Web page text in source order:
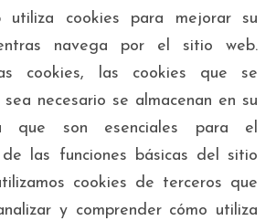
utiliza cookies para mejorar su
navega por el sitio web.
cookies, las cookies que se
sea necesario se almacenan en su
que son esenciales para el
de las funciones básicas del sitio
cookies de terceros que
y comprender cómo utiliza